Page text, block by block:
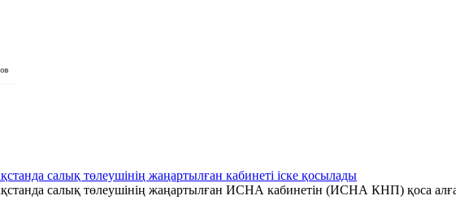
салық төлеушінің жаңартылған кабинеті іске қосылады
салық төлеушінің жаңартылған ИСНА кабинетін (ИСНА КНП) қоса